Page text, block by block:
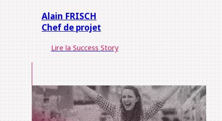
Alain FRISCH
Chef de projet
Lire la Success Story